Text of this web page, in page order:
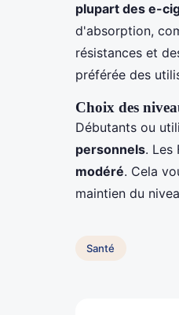
plupart des e-
d'absorption,
résistances et
préférée des
Choix des
Débutants ou
personnels. Les
modéré. Cela
maintien du
Santé